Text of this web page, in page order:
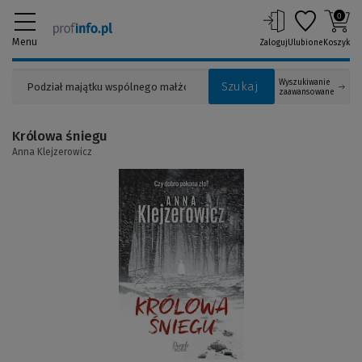
Menu
Szukaj
Wyszukiwanie
zaawansowane
ZalogujUlubione
0
Koszyk
do
innej
Królowa śniegu
Anna Klejzerowicz